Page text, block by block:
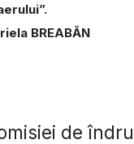
BREABĂN
de